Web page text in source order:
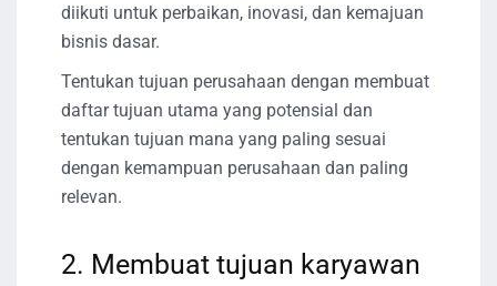
diikuti untuk perbaikan, inovasi, dan kemajuan
bisnis dasar.
Tentukan tujuan perusahaan dengan membuat
daftar tujuan utama yang potensial dan
tentukan tujuan mana yang paling sesuai
dengan kemampuan perusahaan dan paling
relevan.
2. Membuat tujuan karyawan